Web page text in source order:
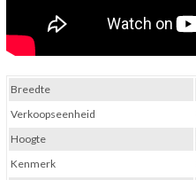
Breedte
Verkoopseenheid
Hoogte
Kenmerk